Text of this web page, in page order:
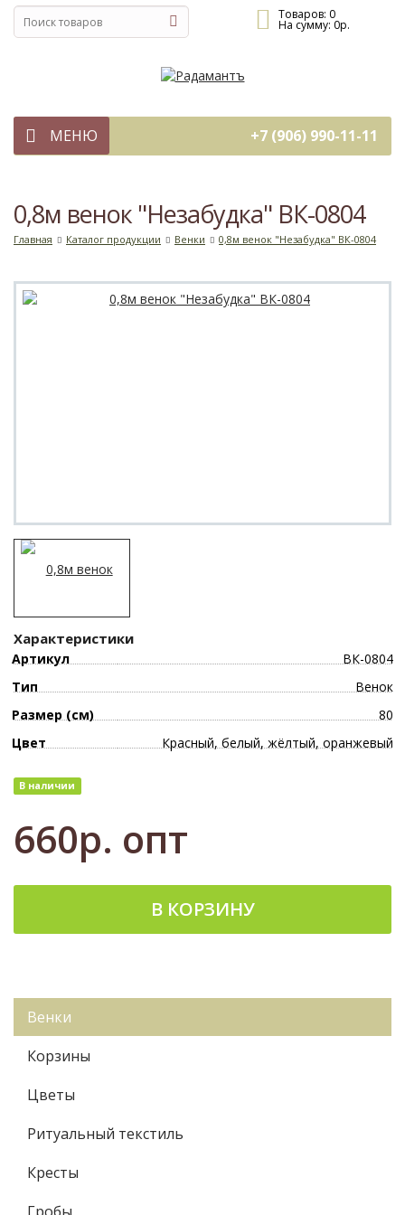
Товаров: 0
На сумму: 0р.
МЕНЮ +7 (906) 990-11-11
0,8м венок "Незабудка" ВК-0804
Главная Каталог продукции Венки 0,8м венок "Незабудка" ВК-0804
Характеристики
Артикул
ВК-0804
Тип
Венок
Размер (см)
80
Цвет
Красный, белый, жёлтый, оранжевый
В наличии
660р. опт
В КОРЗИНУ
Венки
Корзины
Цветы
Ритуальный текстиль
Кресты